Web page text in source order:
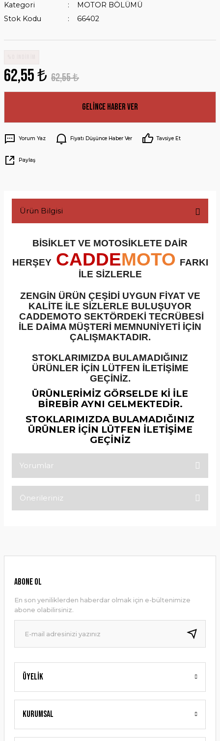
Kategori
MOTOR BÖLÜMÜ
Stok Kodu
66402
62,55 ₺ 62,55 ₺
Gelince Haber Ver
Yorum Yaz Fiyatı Düşünce Haber Ver Tavsiye Et
Paylaş
Ürün Bilgisi
BİSİKLET VE MOTOSİKLETE DAİR
HERŞEY CADDEMOTO FARKI
İLE SİZLERLE
ZENGİN ÜRÜN ÇEŞİDİ UYGUN FİYAT VE
KALİTE İLE SİZLERLE BULUŞUYOR
CADDEMOTO SEKTÖRDEKİ TECRÜBESİ
İLE DAİMA MÜŞTERİ MEMNUNİYETİ İÇİN
ÇALIŞMAKTADIR.
STOKLARIMIZDA BULAMADIĞINIZ
ÜRÜNLER İÇİN LÜTFEN İLETİŞİME
GEÇİNİZ.
ÜRÜNLERİMİZ GÖRSELDE Kİ İLE
BİREBİR AYNI GELMEKTEDİR.
STOKLARIMIZDA BULAMADIĞINIZ
ÜRÜNLER İÇİN LÜTFEN İLETİŞİME
GEÇİNİZ
Yorumlar
Önerileriniz
Ürün resmi kalitesiz, bozuk veya görüntülenemiyor.
Ürün bilgilerinde hatalar bulunuyor.
Ürün fiyatı diğer sitelerden daha pahalı.
Bu ürüne benzer farklı alternatifler olmalı.
Gönder
Üyelik
Kurumsal
ABONE OL
En son yeniliklerden haberdar olmak için e-bültenimize
abone olabilirsiniz.